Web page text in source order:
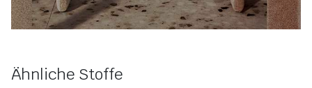
Ähnliche Stoffe